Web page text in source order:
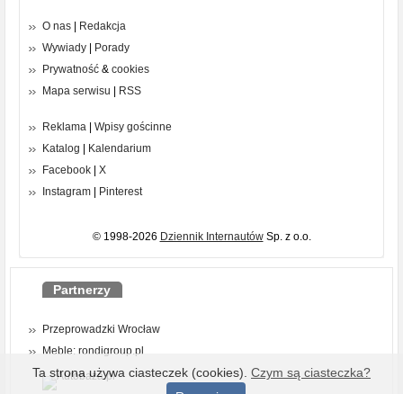
O nas
Redakcja
Wywiady
Porady
Prywatność & cookies
Mapa serwisu
RSS
Reklama
Wpisy gościnne
Katalog
Kalendarium
Facebook
X
Instagram
Pinterest
© 1998-2026 Dziennik InternautówSp. z o.o.
Partnerzy
Przeprowadzki Wrocław
Meble: rondigroup.pl
Ta strona używa ciasteczek (cookies). Czym są ciasteczka?